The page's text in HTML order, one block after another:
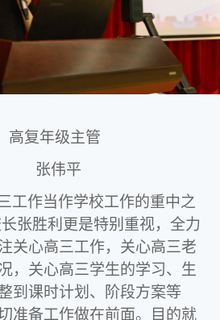
高复年级主管
张伟平
工作当作学校工作的重中之
张胜利更是特别重视，全力
关心高三工作，关心高三老
，关心高三学生的学习、生
到课时计划、阶段方案等
准备工作做在前面。目的就